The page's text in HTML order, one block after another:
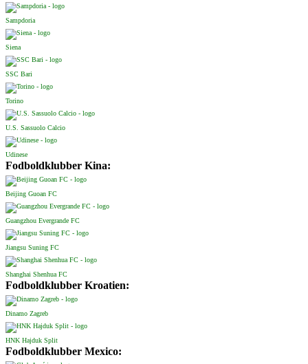
Sampdoria
Siena
SSC Bari
Torino
U.S. Sassuolo Calcio
Udinese
Fodboldklubber Kina:
Beijing Guoan FC
Guangzhou Evergrande FC
Jiangsu Suning FC
Shanghai Shenhua FC
Fodboldklubber Kroatien:
Dinamo Zagreb
HNK Hajduk Split
Fodboldklubber Mexico: